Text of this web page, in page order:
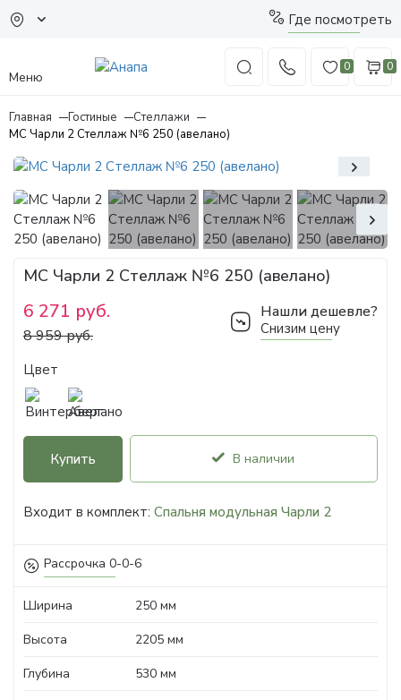
Где посмотреть
Меню
0 0
Главная Гостиные
Стеллажи
МС Чарли 2 Стеллаж №6 250 (авелано)
Рассрочка 0-0-6
МС Чарли 2 Стеллаж №6 250 (авелано)
6 271 руб.
8 959 руб.
Нашли дешевле?
Снизим цену
Цвет
Купить В наличии
Входит в комплект: Спальня модульная Чарли 2
Ширина
250 мм
Высота
2205 мм
Глубина
530 мм